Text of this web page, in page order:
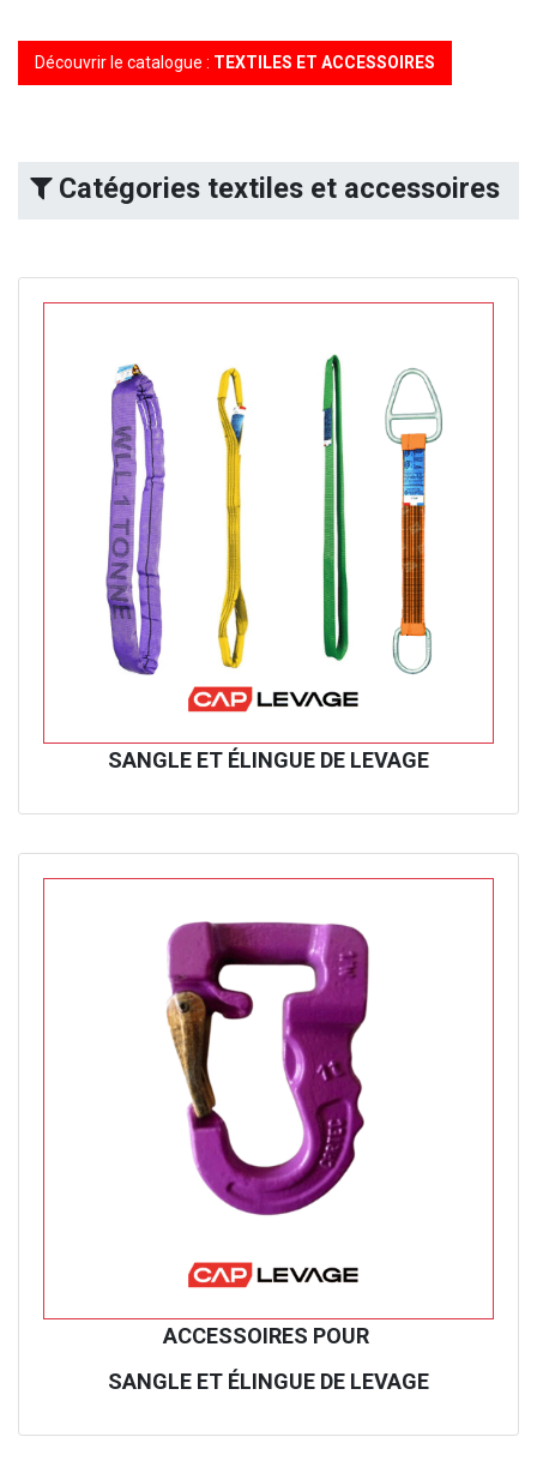
Découvrir le catalogue : TEXTILES ET ACCESSOIRES
Catégories textiles et accessoires
SANGLE ET ÉLINGUE DE LEVAGE
ACCESSOIRES POUR
SANGLE ET ÉLINGUE DE LEVAGE